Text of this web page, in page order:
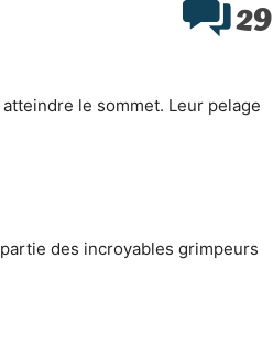
29
le sommet. Leur pelage
des incroyables grimpeurs